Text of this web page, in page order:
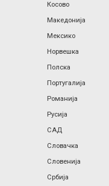
Косово
Македонија
Мексико
Норвешка
Полска
Португалија
Романија
Русија
САД
Словачка
Словенија
Србија